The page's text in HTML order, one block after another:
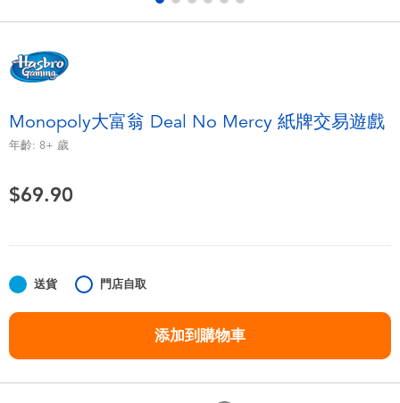
毛毛公仔玩具
夏日用品
任天堂 Switch
Monopoly大富翁 Deal No Mercy 紙牌交易遊戲
年齡: 8+ 歲
$69.90
送貨 門店自取
添加到購物車